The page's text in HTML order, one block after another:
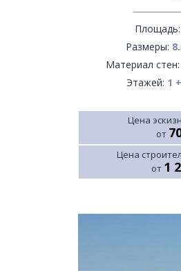
Площадь:
Размеры:
Материал стен:
Этажей: 1
Цена
от
Цена
от 1